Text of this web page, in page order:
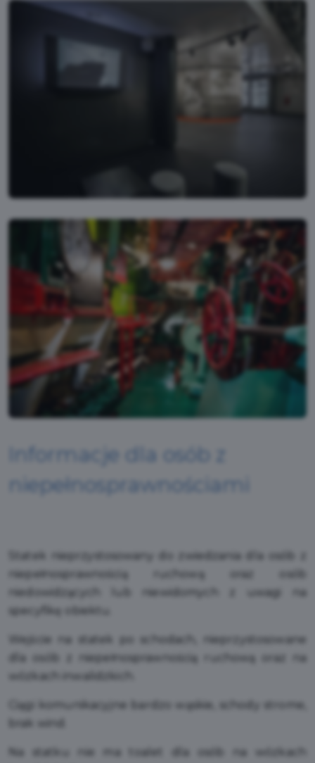
Informacje dla osób z
niepełnosprawnościami
Statek nieprzystosowany do zwiedzania dla osób z
niepełnosprawnością ruchową oraz osób
niedowidzących lub niewidomych z uwagi na
specyfikę obiektu.
Wejście na statek po schodach, nieprzystosowane
dla osób z niepełnosprawnością ruchową oraz na
wózkach inwalidzkich.
Ciągi komunikacyjne bardzo wąskie, schody strome,
Na statku nie ma toalet dla osób na wózkach